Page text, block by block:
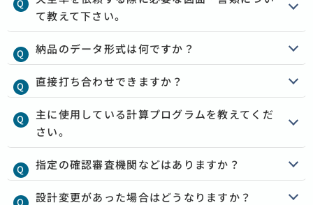
て教えて下さい。
納品のデータ形式は何ですか？
直接打ち合わせできますか？
主に使用している計算プログラムを教えてくだ
さい。
指定の確認審査機関などはありますか？
設計変更があった場合はどうなりますか？